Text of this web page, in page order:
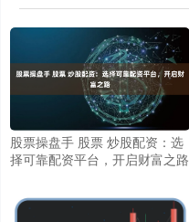
股票操盘手 股票 炒股配资：选
择可靠配资平台，开启财富之路